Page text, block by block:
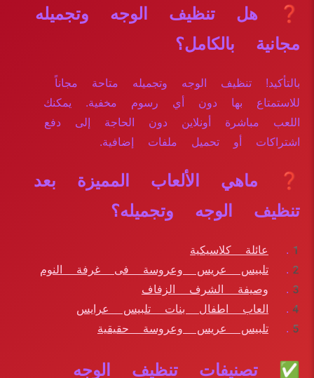
❓ هل تنظيف الوجه وتجميله
مجانية بالكامل؟
بالتأكيد! تنظيف الوجه وتجميله متاحة مجاناً
للاستمتاع بها دون أي رسوم مخفية. يمكنك
اللعب مباشرة أونلاين دون الحاجة إلى دفع
اشتراكات أو تحميل ملفات إضافية.
❓ ماهي الألعاب المميزة بعد
تنظيف الوجه وتجميله؟
عائلة كلاسيكية
تلبيس عريس وعروسة فى غرفة النوم
وصيفة الشرف الزفاف
العاب اطفال بنات تلبيس عرايس
تلبيس عريس وعروسة حقيقية
✅ تصنيفات تنظيف الوجه